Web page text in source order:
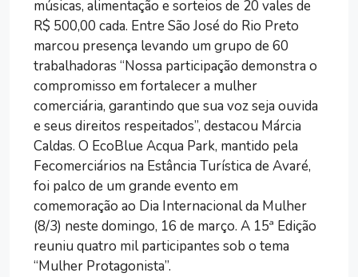
músicas, alimentação e sorteios de 20 vales de
R$ 500,00 cada. Entre São José do Rio Preto
marcou presença levando um grupo de 60
trabalhadoras “Nossa participação demonstra o
compromisso em fortalecer a mulher
comerciária, garantindo que sua voz seja ouvida
e seus direitos respeitados”, destacou Márcia
Caldas. O EcoBlue Acqua Park, mantido pela
Fecomerciários na Estância Turística de Avaré,
foi palco de um grande evento em
comemoração ao Dia Internacional da Mulher
(8/3) neste domingo, 16 de março. A 15ª Edição
reuniu quatro mil participantes sob o tema
“Mulher Protagonista”.